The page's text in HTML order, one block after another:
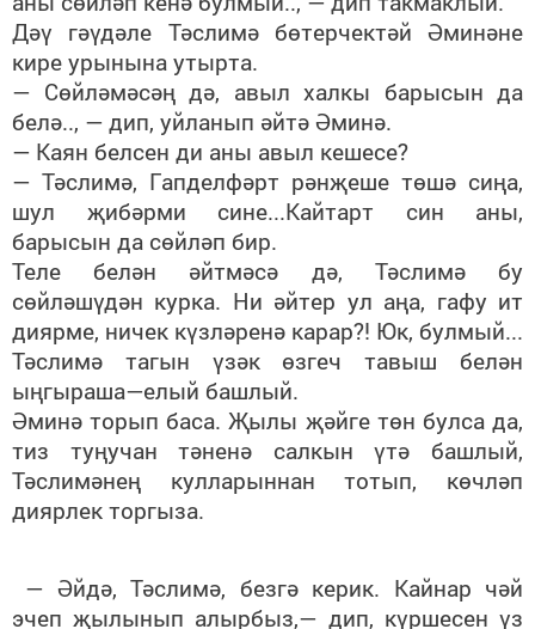
Дәү гәүдәле Тәслимә бөтерчектәй Әминәне
кире урынына утырта.
— Сөйләмәсәң дә, авыл халкы барысын да
белә.., — дип, уйланып әйтә Әминә.
— Каян белсен ди аны авыл кешесе?
— Тәслимә, Гапделфәрт рәнҗеше төшә сиңа,
шул җибәрми сине...Кайтарт син аны,
барысын да сөйләп бир.
Теле белән әйтмәсә дә, Тәслимә бу
сөйләшүдән курка. Ни әйтер ул аңа, гафу ит
диярме, ничек күзләренә карар?! Юк, булмый...
Тәслимә тагын үзәк өзгеч тавыш белән
ыңгыраша—елый башлый.
Әминә торып баса. Җылы җәйге төн булса да,
тиз туңучан тәненә салкын үтә башлый,
Тәслимәнең кулларыннан тотып, көчләп
диярлек торгыза.
— Әйдә, Тәслимә, безгә керик. Кайнар чәй
эчеп җылынып алырбыз,— дип, күршесен үз